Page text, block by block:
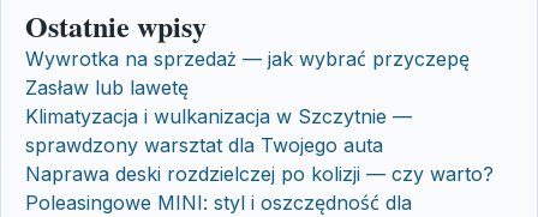
Ostatnie wpisy
Wywrotka na sprzedaż — jak wybrać przyczepę
Zasław lub lawetę
Klimatyzacja i wulkanizacja w Szczytnie —
sprawdzony warsztat dla Twojego auta
Naprawa deski rozdzielczej po kolizji — czy warto?
Poleasingowe MINI: styl i oszczędność dla